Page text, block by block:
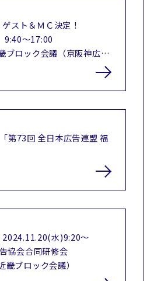
ゲスト＆ＭＣ決定！
9:40～17:00
ブロック会議（京阪神広告
第73回 全日本広告連盟 福
2024.11.20(水)9:20～
協会合同研修会
畿ブロック会議）